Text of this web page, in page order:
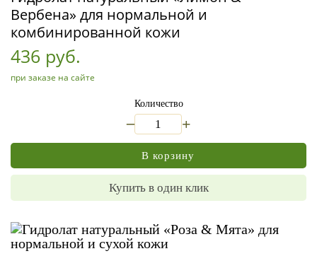
Вербена» для нормальной и
комбинированной кожи
436 руб.
при заказе на сайте
Количество
+
В корзину
Купить в один клик